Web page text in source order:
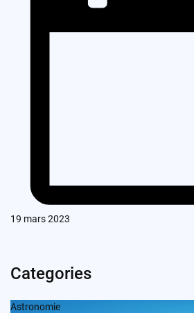
19 mars 2023
Categories
Astronomie